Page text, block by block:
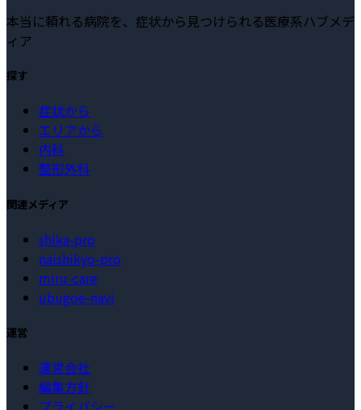
本当に頼れる病院を、症状から見つけられる医療系ハブメデ
ィア
探す
症状から
エリアから
内科
整形外科
関連メディア
shika-pro
naishikyo-pro
miru-care
ubugoe-navi
運営
運営会社
編集方針
プライバシー